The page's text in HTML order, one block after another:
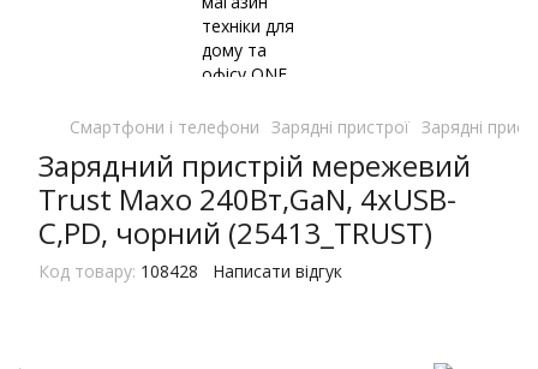
Смартфони і телефони Зарядні пристрої Зарядні
Зарядний пристрій мережевий
Trust Maxo 240Вт,GaN, 4xUSB-
C,PD, чорний (25413_TRUST)
Код товару: 108428 Написати відгук